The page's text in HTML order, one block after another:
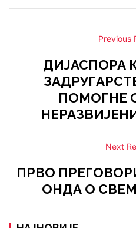
Previous
ДИЈАСПОРА
ПОМОГНЕ
Next
ПРВО
ОНДА О